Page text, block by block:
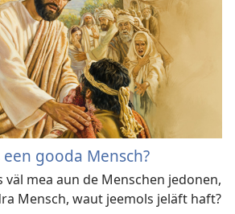
een gooda Mensch?
väl mea aun de Menschen jedonen,
Mensch, waut jeemols jeläft haft?